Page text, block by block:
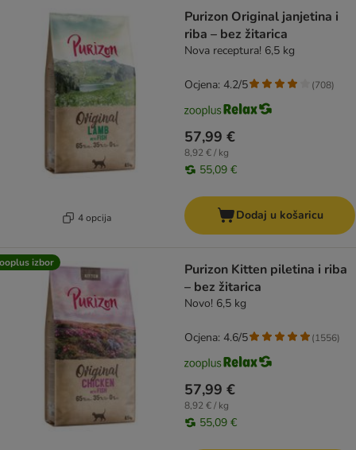
4 opcija
Purizon Original janjetina i
riba – bez žitarica
Nova receptura! 6,5 kg
57,99 €
8,92 € / kg
55,09 €
Ocjena: 4.2/5 (708)
Dodaj u košaricu
izbor
Purizon Kitten piletina i riba
– bez žitarica
Novo! 6,5 kg
57,99 €
8,92 € / kg
55,09 €
Ocjena: 4.6/5 (1556)